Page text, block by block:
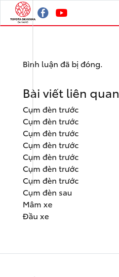
Bình luận đã bị đóng.
Bài viết liên quan
Cụm đèn trước
Cụm đèn trước
Cụm đèn trước
Cụm đèn trước
Cụm đèn trước
Cụm đèn trước
Cụm đèn trước
Cụm đèn sau
Mâm xe
Đầu xe